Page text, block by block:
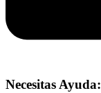
Necesitas Ayuda: